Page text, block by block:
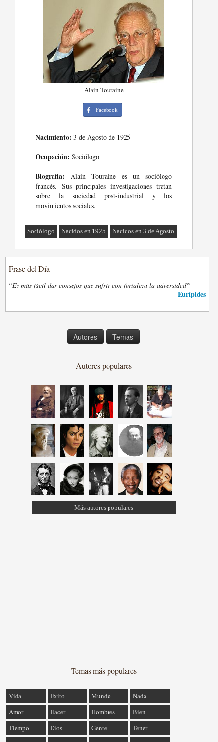
Alain Touraine
Facebook
Nacimiento: 3 de Agosto de 1925
Ocupación: Sociólogo
Biografia: Alain Touraine es un sociólogo
francés. Sus principales investigaciones tratan
sobre la sociedad post-industrial y los
movimientos sociales.
Sociólogo Nacidos en 1925 Nacidos en 3 de Agosto
Frase del Día
“Es más fácil dar consejos que sufrir con fortaleza la adversidad”
— Eurípides
Autores Temas
Autores populares
Más autores populares
Temas más populares
Vida Éxito Mundo
Nada
Amor
Hacer Hombres
Bien
Tiempo
Dios Gente
Tener